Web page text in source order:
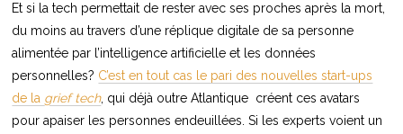
Et si la tech permettait de rester avec ses proches après la mort,
du moins au travers d’une réplique digitale de sa personne
alimentée par l’intelligence artificielle et les données
personnelles? C’est en tout cas le pari des nouvelles start-ups
de la grief tech, qui déjà outre Atlantique créent ces avatars
pour apaiser les personnes endeuillées. Si les experts voient un